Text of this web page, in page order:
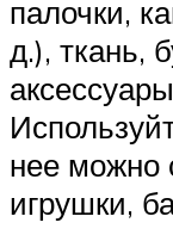
палочки,
д.), ткань,
нее можно
игрушки,